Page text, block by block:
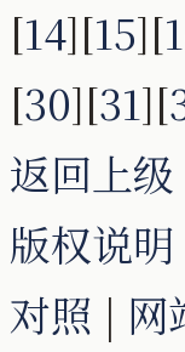
[14][15][
[30][31][
返回上级
版权说明
对照 | 网